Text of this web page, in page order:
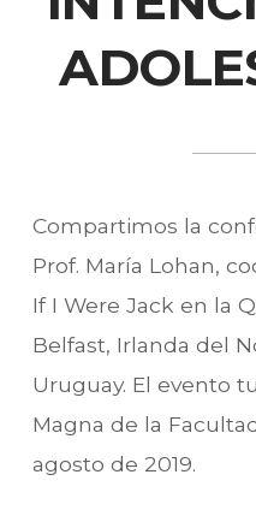
Compartimos la
Prof. María Lohan,
If I Were Jack en la
Belfast, Irlanda del
Uruguay. El evento
Magna de la
agosto de 2019.